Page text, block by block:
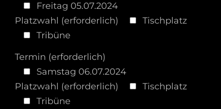
Freitag 05.07.2024
Platzwahl (erforderlich)
Tischplatz
Tribüne
Termin (erforderlich)
Samstag 06.07.2024
Platzwahl (erforderlich)
Tischplatz
Tribüne